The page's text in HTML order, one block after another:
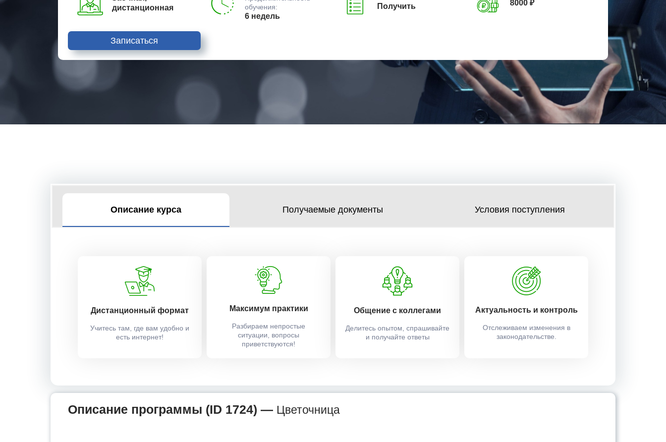
дистанционная
обучения:
6 недель
Получить 8000 ₽
Записаться
Описание курса Получаемые документы Условия поступления
Дистанционный формат
Учитесь там, где вам удобно и
есть интернет!
Максимум практики
Разбираем непростые
ситуации, вопросы
приветствуются!
Общение с коллегами
Делитесь опытом, спрашивайте
и получайте ответы
Актуальность и контроль
Отслеживаем изменения в
законодательстве.
Описание программы (ID 1724) — Цветочница